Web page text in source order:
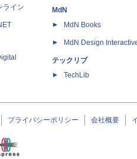
ライン
MdN
MdN Books
MdN Design
テックリブ
TechLib
プライバシーポリシー 会社概要